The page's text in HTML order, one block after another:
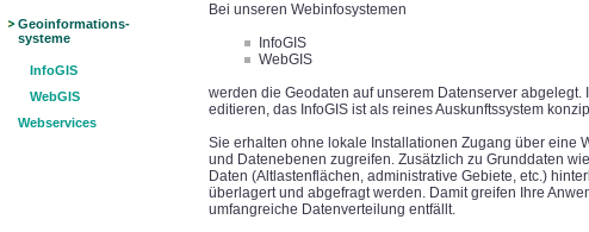
Geoinformations-
systeme
InfoGIS
WebGIS
Webservices
Bei unseren Webinfosystemen
InfoGIS
WebGIS
werden die Geodaten auf unserem Datenserver abgelegt.
editieren, das InfoGIS ist als reines Auskunftssystem
Sie erhalten ohne lokale Installationen Zugang über eine
und Datenebenen zugreifen. Zusätzlich zu Grunddaten
Daten (Altlastenflächen, administrative Gebiete, etc.)
überlagert und abgefragt werden. Damit greifen Ihre
umfangreiche Datenverteilung entfällt.